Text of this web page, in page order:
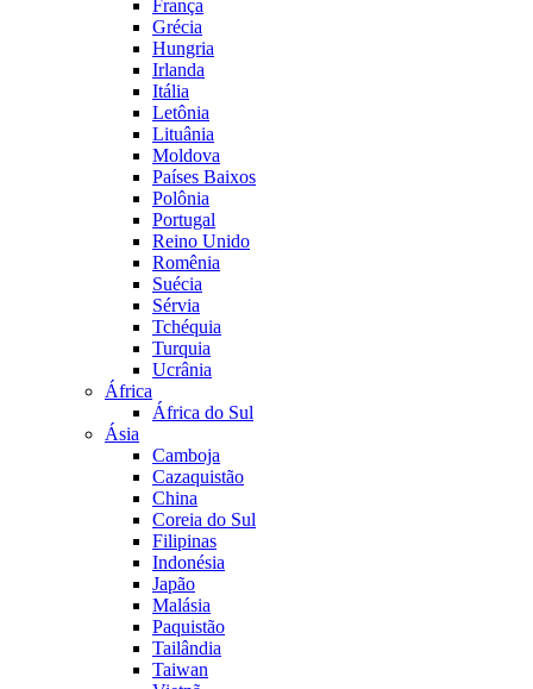
França
Grécia
Hungria
Irlanda
Itália
Letônia
Lituânia
Moldova
Países Baixos
Polônia
Portugal
Reino Unido
Romênia
Suécia
Sérvia
Tchéquia
Turquia
Ucrânia
África
África do Sul
Ásia
Camboja
Cazaquistão
China
Coreia do Sul
Filipinas
Indonésia
Japão
Malásia
Paquistão
Tailândia
Taiwan